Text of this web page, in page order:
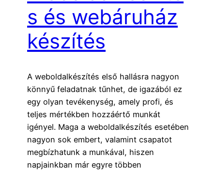
s és webáruház
készítés
A weboldalkészítés első hallásra nagyon
könnyű feladatnak tűnhet, de igazából ez
egy olyan tevékenység, amely profi, és
teljes mértékben hozzáértő munkát
igényel. Maga a weboldalkészítés esetében
nagyon sok embert, valamint csapatot
megbízhatunk a munkával, hiszen
napjainkban már egyre többen